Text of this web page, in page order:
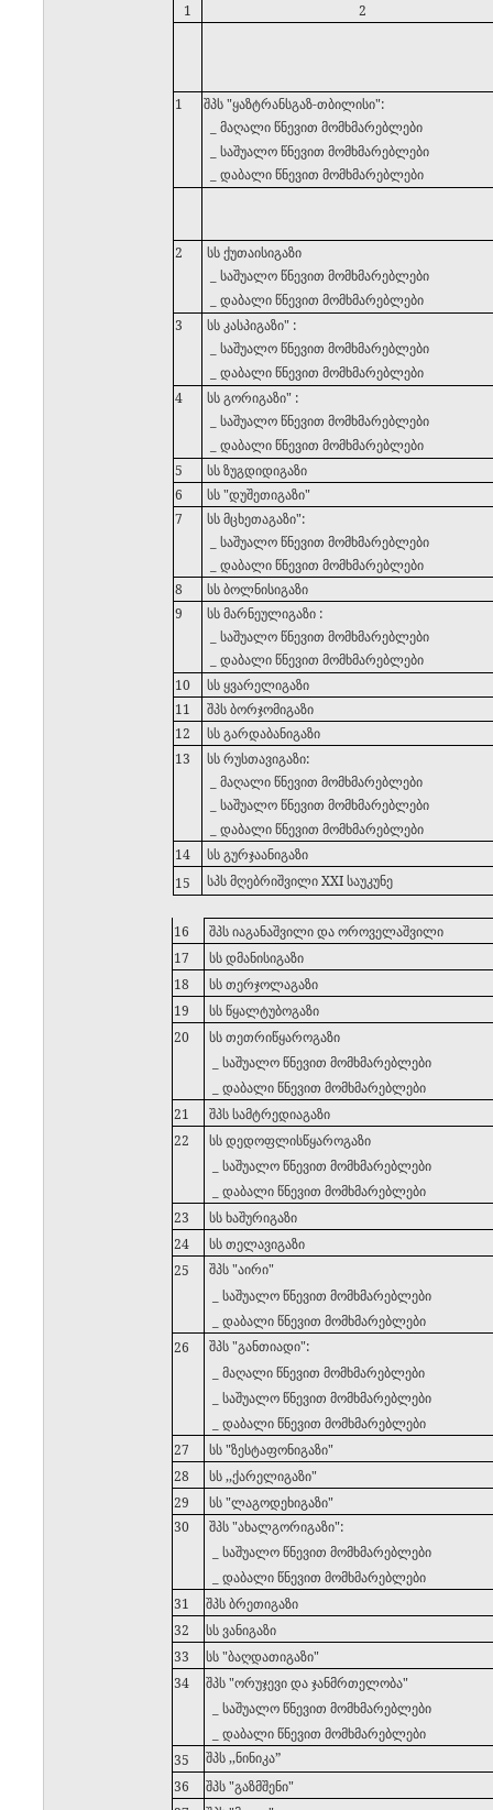
1 2
1
შპს "ყაზტრანსგაზ-თბილისი":
_ მაღალი წნევით მომხმარებლები
_ საშუალო წნევით მომხმარებლები
_ დაბალი წნევით მომხმარებლები
2
სს ქუთაისიგაზი
_ საშუალო წნევით მომხმარებლები
_ დაბალი წნევით მომხმარებლები
3
სს კასპიგაზი" :
_ საშუალო წნევით მომხმარებლები
_ დაბალი წნევით მომხმარებლები
4
სს გორიგაზი" :
_ საშუალო წნევით მომხმარებლები
_ დაბალი წნევით მომხმარებლები
5
სს ზუგდიდიგაზი
6
სს "დუშეთიგაზი"
7
სს მცხეთაგაზი":
_ საშუალო წნევით მომხმარებლები
_ დაბალი წნევით მომხმარებლები
8
სს ბოლნისიგაზი
9
სს მარნეულიგაზი :
_ საშუალო წნევით მომხმარებლები
_ დაბალი წნევით მომხმარებლები
10
სს ყვარელიგაზი
11
შპს ბორჯომიგაზი
12
სს გარდაბანიგაზი
13
სს რუსთავიგაზი:
_ მაღალი წნევით მომხმარებლები
_ საშუალო წნევით მომხმარებლები
_ დაბალი წნევით მომხმარებლები
14
სს გურჯაანიგაზი
15
სპს მღებრიშვილი XXI საუკუნე
16
შპს იაგანაშვილი და ოროველაშვილი
17
სს დმანისიგაზი
18
სს თერჯოლაგაზი
19
სს წყალტუბოგაზი
20
სს თეთრიწყაროგაზი
_ საშუალო წნევით მომხმარებლები
_ დაბალი წნევით მომხმარებლები
21
შპს სამტრედიაგაზი
22
სს დედოფლისწყაროგაზი
_ საშუალო წნევით მომხმარებლები
_ დაბალი წნევით მომხმარებლები
23
სს ხაშურიგაზი
24
სს თელავიგაზი
25
შპს "აირი"
_ საშუალო წნევით მომხმარებლები
_ დაბალი წნევით მომხმარებლები
26
შპს "განთიადი":
_ მაღალი წნევით მომხმარებლები
_ საშუალო წნევით მომხმარებლები
_ დაბალი წნევით მომხმარებლები
27
სს "ზესტაფონიგაზი"
28
სს ,,ქარელიგაზი"
29
სს "ლაგოდეხიგაზი"
30
შპს "ახალგორიგაზი":
_ საშუალო წნევით მომხმარებლები
_ დაბალი წნევით მომხმარებლები
31
შპს ბრეთიგაზი
32
სს ვანიგაზი
33
სს "ბაღდათიგაზი"
34
შპს "ორუჯევი და ჯანმრთელობა"
_ საშუალო წნევით მომხმარებლები
_ დაბალი წნევით მომხმარებლები
35
შპს ,,ნინიკა”
36
შპს "გაზმშენი"